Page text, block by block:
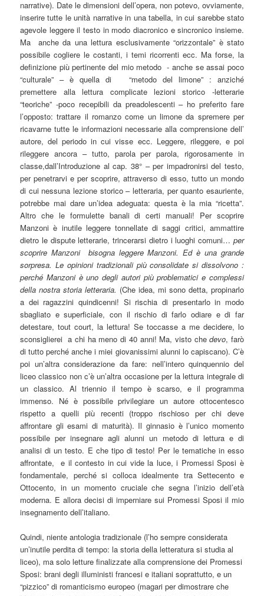
narrative). Date le dimensioni dell’opera, non potevo, ovviamente,
inserire tutte le unità narrative in una tabella, in cui sarebbe stato
agevole leggere il testo in modo diacronico e sincronico insieme.
Ma anche da una lettura esclusivamente “orizzontale” è stato
possibile cogliere le costanti, i temi ricorrenti ecc. Ma forse, la
definizione più pertinente del mio metodo - anche se assai poco
“culturale” – è quella di “metodo del limone” : anziché
premettere alla lettura complicate lezioni storico -letterarie
“teoriche” -poco recepibili da preadolescenti – ho preferito fare
l’opposto: trattare il romanzo come un limone da spremere per
ricavarne tutte le informazioni necessarie alla comprensione dell’
autore, del periodo in cui visse ecc. Leggere, rileggere, e poi
rileggere ancora – tutto, parola per parola, rigorosamente in
classe,dall’Introduzione al cap. 38° – per impadronirsi del testo,
per penetrarvi e per scoprire, attraverso di esso, tutto un mondo
di cui nessuna lezione storico – letteraria, per quanto esauriente,
potrebbe mai dare un’idea adeguata: questa è la mia “ricetta”.
Altro che le formulette banali di certi manuali! Per scoprire
Manzoni è inutile leggere tonnellate di saggi critici, ammattire
dietro le dispute letterarie, trincerarsi dietro i luoghi comuni… per
scoprire Manzoni bisogna leggere Manzoni. Ed è una grande
sorpresa. Le opinioni tradizionali più consolidate si dissolvono :
perché Manzoni è uno degli autori più problematici e complessi
della nostra storia letteraria. (Che idea, mi sono detta, propinarlo
a dei ragazzini quindicenni! Si rischia di presentarlo in modo
sbagliato e superficiale, con il rischio di farlo odiare e di far
detestare, tout court, la lettura! Se toccasse a me decidere, lo
sconsiglierei a chi ha meno di 40 anni! Ma, visto chedevo, farò
di tutto perché anche i miei giovanissimi alunni lo capiscano). C’è
poi un’altra considerazione da fare: nell’intero quinquennio del
liceo classico non c’è un’altra occasione per la lettura integrale di
un classico. Al triennio il tempo è scarso, e il programma
immenso. Né è possibile privilegiare un autore ottocentesco
rispetto a quelli più recenti (troppo rischioso per chi deve
affrontare gli esami di maturità). Il ginnasio è l’unico momento
possibile per insegnare agli alunni un metodo di lettura e di
analisi di un testo. E che tipo di testo! Per le tematiche in esso
affrontate, e il contesto in cui vide la luce, i Promessi Sposi è
fondamentale, perché si colloca idealmente tra Settecento e
Ottocento, in un momento cruciale che segna l’inizio dell’età
moderna. E allora decisi di imperniare sui Promessi Sposi il mio
insegnamento dell’italiano.
Quindi, niente antologia tradizionale (l’ho sempre considerata
un’inutile perdita di tempo: la storia della letteratura si studia al
liceo), ma solo letture finalizzate alla comprensione dei Promessi
Sposi: brani degli illuministi francesi e italiani soprattutto, e un
“pizzico” di romanticismo europeo (magari per dimostrare che